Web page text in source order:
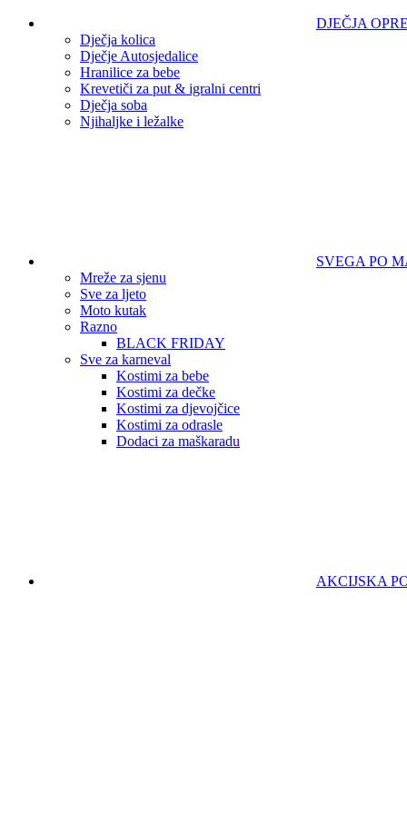
DJEČJA
Dječja kolica
Dječje Autosjedalice
Hranilice za bebe
Krevetiči za put & igralni centri
Dječja soba
Njihaljke i ležalke
SVEGA PO
Mreže za sjenu
Sve za ljeto
Moto kutak
Razno
BLACK FRIDAY
Sve za karneval
Kostimi za bebe
Kostimi za dečke
Kostimi za djevojčice
Kostimi za odrasle
Dodaci za maškaradu
AKCIJSKA